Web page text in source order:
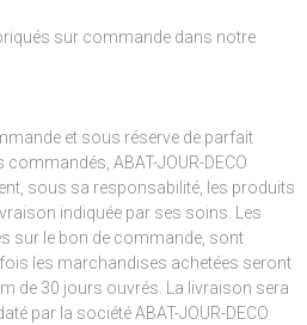
sur commande dans notre
et sous réserve de parfait
ABAT-JOUR-DECO
sous sa responsabilité, les produits
indiquée par ses soins. Les
sur le bon de commande, sont
les marchandises achetées seront
de 30 jours ouvrés. La livraison sera
par la société ABAT-JOUR-DECO